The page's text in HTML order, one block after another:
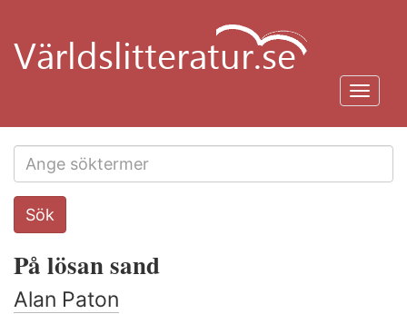
huvudinnehåll
Search
this
Sök
På lösan sand
Alan Paton